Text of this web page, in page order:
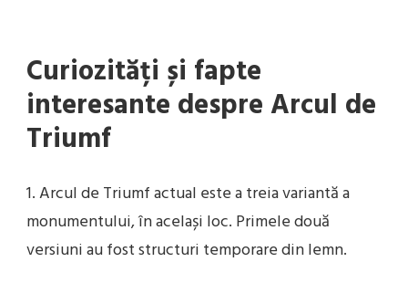
Curiozități și fapte
interesante despre Arcul de
Triumf
1. Arcul de Triumf actual este a treia variantă a
monumentului, în același loc. Primele două
versiuni au fost structuri temporare din lemn.